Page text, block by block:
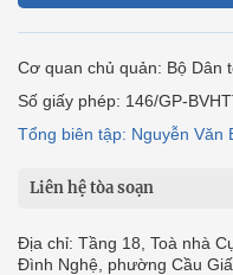
Cơ quan chủ quản: Bộ Dân
Số giấy phép: 146/GP-
Tổng biên tập: Nguyễn Văn
Liên hệ tòa soạn
Địa chỉ: Tầng 18, Toà nhà
Đình Nghệ, phường Cầu